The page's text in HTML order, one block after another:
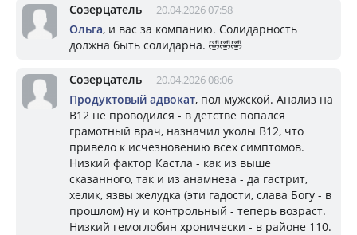
Созерцатель 20.04.2026 07:58
Ольга, и вас за компанию. Солидарность
должна быть солидарна. 🤣🤣🤣
Созерцатель 20.04.2026 08:06
Продуктовый адвокат, пол мужской. Анализ на
В12 не проводился - в детстве попался
грамотный врач, назначил уколы В12, что
привело к исчезновению всех симптомов.
Низкий фактор Кастла - как из выше
сказанного, так и из анамнеза - да гастрит,
хелик, язвы желудка (эти гадости, слава Богу - в
прошлом) ну и контрольный - теперь возраст.
Низкий гемоглобин хронически - в районе 110.